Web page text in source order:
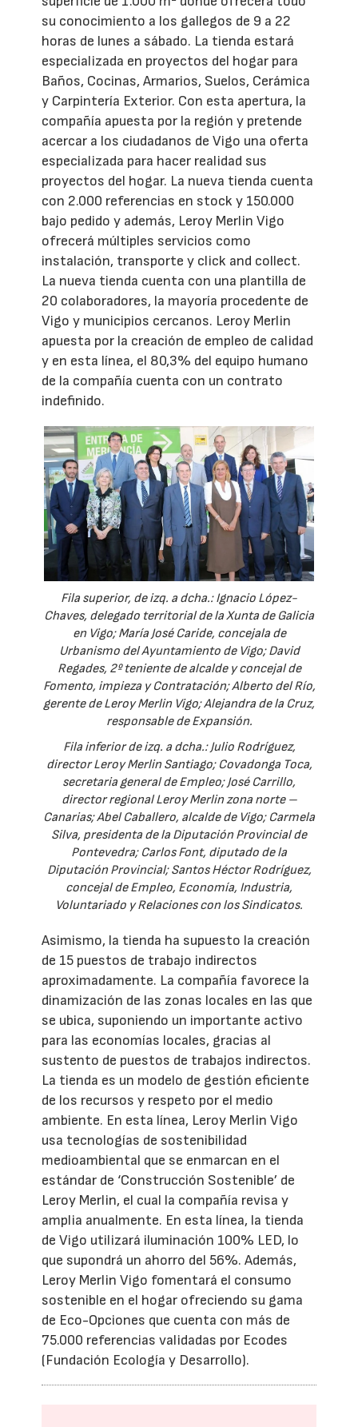
su conocimiento a los gallegos de 9 a 22
horas de lunes a sábado. La tienda estará
especializada en proyectos del hogar para
Baños, Cocinas, Armarios, Suelos, Cerámica
y Carpintería Exterior. Con esta apertura, la
compañía apuesta por la región y pretende
acercar a los ciudadanos de Vigo una oferta
especializada para hacer realidad sus
proyectos del hogar. La nueva tienda cuenta
con 2.000 referencias en stock y 150.000
bajo pedido y además, Leroy Merlin Vigo
ofrecerá múltiples servicios como
instalación, transporte y click and collect.
La nueva tienda cuenta con una plantilla de
20 colaboradores, la mayoría procedente de
Vigo y municipios cercanos. Leroy Merlin
apuesta por la creación de empleo de calidad
y en esta línea, el 80,3% del equipo humano
de la compañía cuenta con un contrato
indefinido.
Fila superior, de izq. a dcha.: Ignacio López-
Chaves, delegado territorial de la Xunta de Galicia
en Vigo; María José Caride, concejala de
Urbanismo del Ayuntamiento de Vigo; David
Regades, 2º teniente de alcalde y concejal de
Fomento, impieza y Contratación; Alberto del Río,
gerente de Leroy Merlin Vigo; Alejandra de la Cruz,
responsable de Expansión.
Fila inferior de izq. a dcha.: Julio Rodríguez,
director Leroy Merlin Santiago; Covadonga Toca,
secretaria general de Empleo; José Carrillo,
director regional Leroy Merlin zona norte –
Canarias; Abel Caballero, alcalde de Vigo; Carmela
Silva, presidenta de la Diputación Provincial de
Pontevedra; Carlos Font, diputado de la
Diputación Provincial; Santos Héctor Rodríguez,
concejal de Empleo, Economía, Industria,
Voluntariado y Relaciones con los Sindicatos.
Asimismo, la tienda ha supuesto la creación
de 15 puestos de trabajo indirectos
aproximadamente. La compañía favorece la
dinamización de las zonas locales en las que
se ubica, suponiendo un importante activo
para las economías locales, gracias al
sustento de puestos de trabajos indirectos.
La tienda es un modelo de gestión eficiente
de los recursos y respeto por el medio
ambiente. En esta línea, Leroy Merlin Vigo
usa tecnologías de sostenibilidad
medioambiental que se enmarcan en el
estándar de ‘Construcción Sostenible’ de
Leroy Merlin, el cual la compañía revisa y
amplia anualmente. En esta línea, la tienda
de Vigo utilizará iluminación 100% LED, lo
que supondrá un ahorro del 56%. Además,
Leroy Merlin Vigo fomentará el consumo
sostenible en el hogar ofreciendo su gama
de Eco-Opciones que cuenta con más de
75.000 referencias validadas por Ecodes
(Fundación Ecología y Desarrollo).